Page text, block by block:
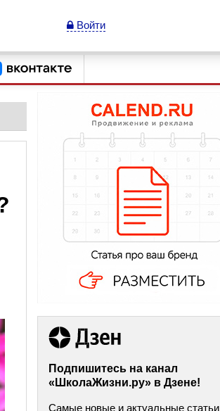
Войти
Подпишитесь на канал
«ШколаЖизни.ру» в Дзене!
Самые новые и актуальные статьи